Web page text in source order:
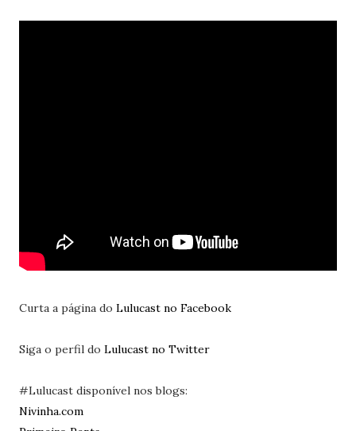
Curta a página do Lulucast no Facebook
Siga o perfil do Lulucast no Twitter
#Lulucast disponível nos blogs:
Nivinha.com